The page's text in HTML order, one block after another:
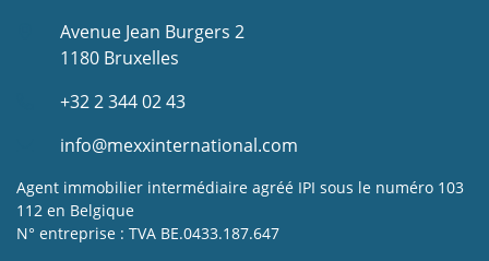
Avenue Jean Burgers 2
1180 Bruxelles
+32 2 344 02 43
info@mexxinternational.com
Agent immobilier intermédiaire agréé IPI sous le numéro 103
112 en Belgique
N° entreprise : TVA BE.0433.187.647